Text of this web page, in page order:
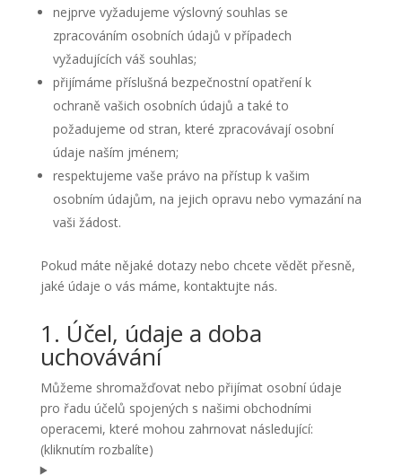
nejprve vyžadujeme výslovný souhlas se
zpracováním osobních údajů v případech
vyžadujících váš souhlas;
přijímáme příslušná bezpečnostní opatření k
ochraně vašich osobních údajů a také to
požadujeme od stran, které zpracovávají osobní
údaje naším jménem;
respektujeme vaše právo na přístup k vašim
osobním údajům, na jejich opravu nebo vymazání na
vaši žádost.
Pokud máte nějaké dotazy nebo chcete vědět přesně,
jaké údaje o vás máme, kontaktujte nás.
1. Účel, údaje a doba
uchovávání
Můžeme shromažďovat nebo přijímat osobní údaje
pro řadu účelů spojených s našimi obchodními
operacemi, které mohou zahrnovat následující:
(kliknutím rozbalíte)